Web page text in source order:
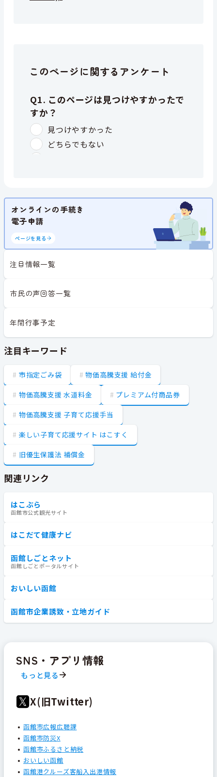
このページに関するアンケート
オンラインの手続き
電子申請
ページを見る
注目情報一覧
市民の声回答一覧
年間行事予定
注目キーワード
市指定ごみ袋 物価高騰支援 給付金
物価高騰支援 水道料金 プレミアム付商品券
物価高騰支援 子育て応援手当
楽しい子育て応援サイト はこすく
旧優生保護法 補償金
関連リンク
はこぶら
函館市公式観光サイト
はこだて健康ナビ
函館しごとネット
函館しごとポータルサイト
おいしい函館
函館市企業誘致・立地ガイド
SNS・アプリ情報
もっと見る
X(旧Twitter)
函館市広報広聴課
函館市防災X
函館市ふるさと納税
おいしい函館
函館港クルーズ客船入出港情報